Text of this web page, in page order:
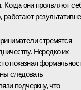
они проявляют
работают
стремятся
Нередко их
показная
следовать
подчеркну, что